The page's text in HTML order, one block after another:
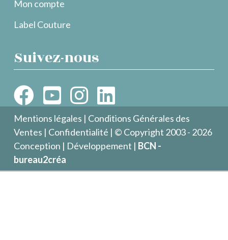
Mon compte
Label Couture
Suivez-nous
Mentions légales | Conditions Générales des
Ventes | Confidentialité | © Copyright 2003 - 2026
Conception | Développement | BCN -
bureau2créa